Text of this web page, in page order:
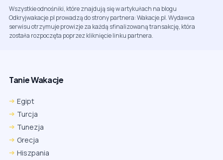
Wszystkie odnośniki, które znajdują się w artykułach na blogu
Odkryjwakacje.pl prowadzą do strony partnera: Wakacje.pl. Wydawca
serwisu otrzymuje prowizje za każdą sfinalizowaną transakcję, która
została rozpoczęta poprzez kliknięcie linku partnera.
Tanie Wakacje
Egipt
Turcja
Tunezja
Grecja
Hiszpania